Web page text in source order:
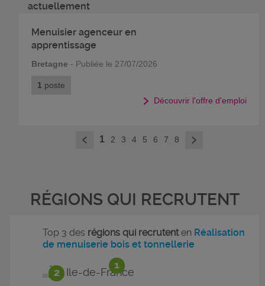
actuellement
Menuisier agenceur en
apprentissage
Bretagne - Publiée le 27/07/2026
1 poste
Découvrir l'offre d'emploi
< 1 2 3 4 5 6 7 8 >
RÉGIONS QUI RECRUTENT
2
1
Top 3 des régions qui recrutenten Réalisation
de menuiserie bois et tonnellerie
Ile-de-France